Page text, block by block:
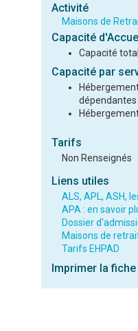
Activité
Maisons de
Capacité
Capacité
Capacité par
dépendantes
Tarifs
Non Renseignés
Liens utiles
ALS, APL, ASH,
APA : en savoir
Dossier
Maisons de
Tarifs EHPAD
Imprimer la fiche